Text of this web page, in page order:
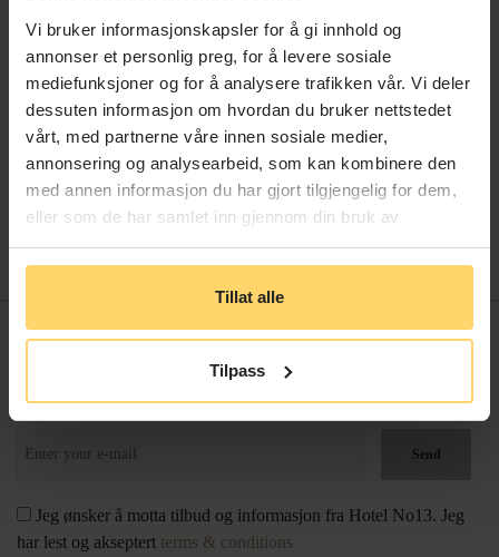
Vi bruker informasjonskapsler for å gi innhold og
annonser et personlig preg, for å levere sosiale
mediefunksjoner og for å analysere trafikken vår. Vi deler
dessuten informasjon om hvordan du bruker nettstedet
vårt, med partnerne våre innen sosiale medier,
annonsering og analysearbeid, som kan kombinere den
med annen informasjon du har gjort tilgjengelig for dem,
eller som de har samlet inn gjennom din bruk av
tjenestene deres.
Tillat alle
Tilpass
Nå er vi både stolte og heldige som har det her på
Hotel No13.
Nyt mønsteret, fargene og stemningen!
BOOK NÅ
Newsletter
Jeg ønsker å motta tilbud og informasjon fra Hotel No13. Jeg
har lest og akseptert terms & conditions